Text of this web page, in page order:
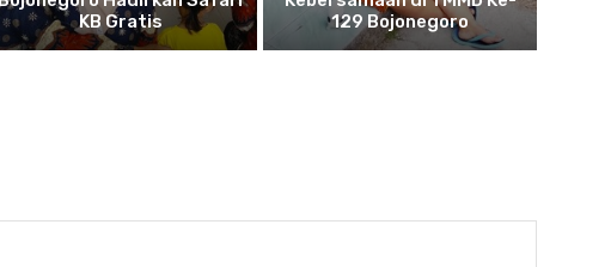
KB Gratis
129 Bojonegoro